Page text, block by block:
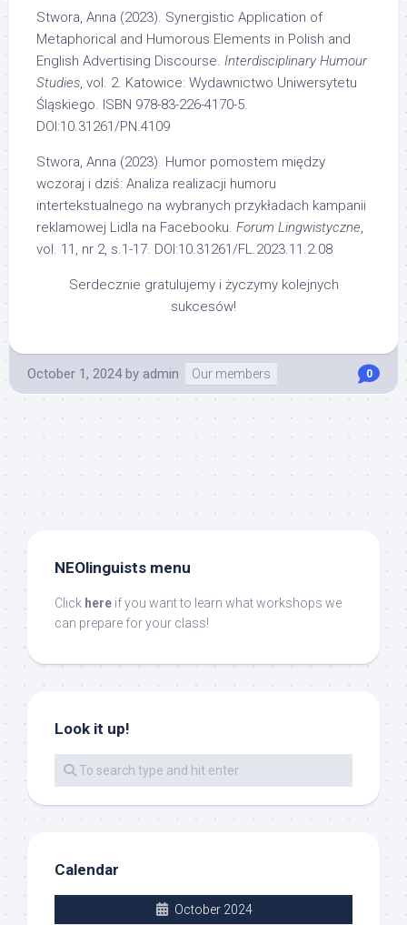
Stwora, Anna (2023). Synergistic Application of
Metaphorical and Humorous Elements in Polish and
English Advertising Discourse. Interdisciplinary Humour
Studies, vol. 2. Katowice: Wydawnictwo Uniwersytetu
Śląskiego. ISBN 978-83-226-4170-5.
DOI:10.31261/PN.4109
Stwora, Anna (2023). Humor pomostem między
wczoraj i dziś: Analiza realizacji humoru
intertekstualnego na wybranych przykładach kampanii
reklamowej Lidla na Facebooku. Forum Lingwistyczne,
vol. 11, nr 2, s.1-17. DOI:10.31261/FL.2023.11.2.08
Serdecznie gratulujemy i życzymy kolejnych
sukcesów!
October 1, 2024 by admin Our members 0
NEOlinguists menu
Click here if you want to learn what workshops we
can prepare for your class!
Look it up!
Calendar
October 2024